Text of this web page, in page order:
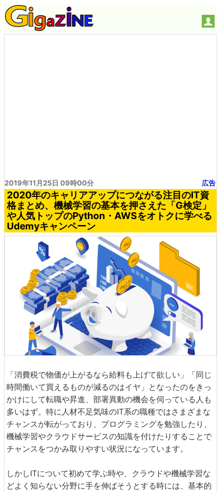
2019年11月25日 09時00分 広告
2020年のキャリアアップにつながる注目のIT資
格まとめ、機械学習の基本を押さえた「G検定」
や人気トップのPython・AWSをオトクに学べる
Udemyキャンペーン
「消費税で物価が上がるなら給料も上げて欲しい」「同じ
時間働いて買えるものが減るのはイヤ」となったのをきっ
かけにして転職や昇進、部署異動の機会を伺っている人も
多いはず。特に人材不足気味のIT系の職種ではさまざまな
チャンスが転がっており、プログラミングを勉強したり、
機械学習やクラウドサービスの知識を付けたりすることで
チャンスをつかみ取りやすい状況になっています。
しかしITについて初めて学ぶ時や、クラウドや機械学習な
どよく知らない分野に手を伸ばそうとする時には、基本的